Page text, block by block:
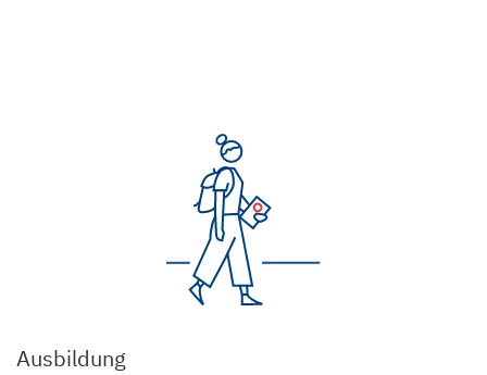
Ausbildung